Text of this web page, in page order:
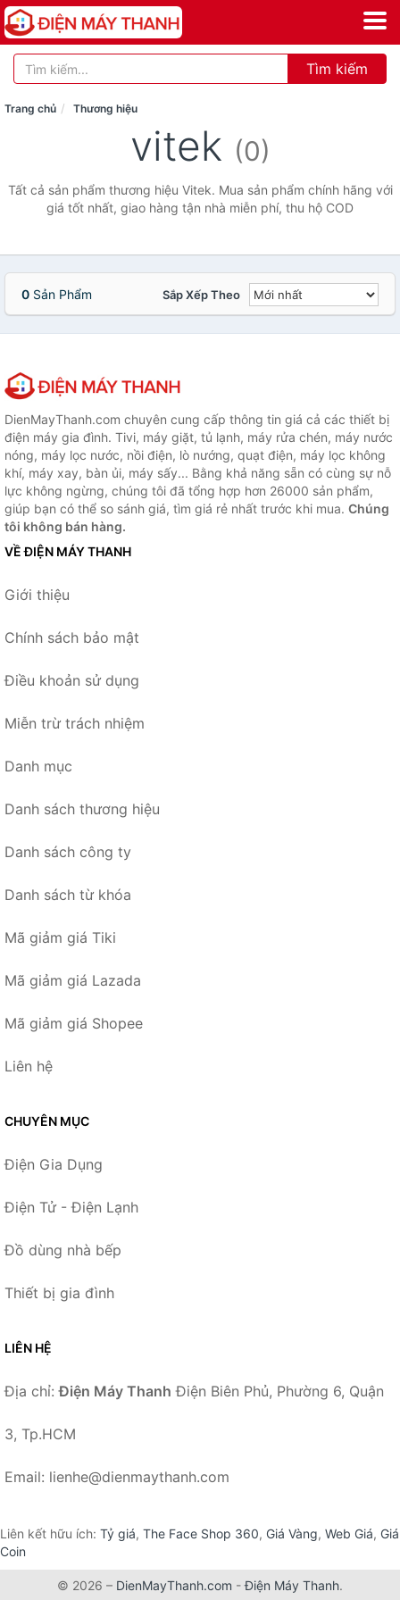
Tìm kiếm
Trang chủ Thương hiệu
vitek (0)
Tất cả sản phẩm thương hiệu Vitek. Mua sản phẩm chính hãng với
giá tốt nhất, giao hàng tận nhà miễn phí, thu hộ COD
0 Sản Phẩm Sắp Xếp Theo
DienMayThanh.com chuyên cung cấp thông tin giá cả các thiết bị
điện máy gia đình. Tivi, máy giặt, tủ lạnh, máy rửa chén, máy nước
nóng, máy lọc nước, nồi điện, lò nướng, quạt điện, máy lọc không
khí, máy xay, bàn ủi, máy sấy... Bằng khả năng sẵn có cùng sự nỗ
lực không ngừng, chúng tôi đã tổng hợp hơn 26000 sản phẩm,
giúp bạn có thể so sánh giá, tìm giá rẻ nhất trước khi mua. Chúng
tôi không bán hàng.
VỀ ĐIỆN MÁY THANH
Giới thiệu
Chính sách bảo mật
Điều khoản sử dụng
Miễn trừ trách nhiệm
Danh mục
Danh sách thương hiệu
Danh sách công ty
Danh sách từ khóa
Mã giảm giá Tiki
Mã giảm giá Lazada
Mã giảm giá Shopee
Liên hệ
CHUYÊN MỤC
Điện Gia Dụng
Điện Tử - Điện Lạnh
Đồ dùng nhà bếp
Thiết bị gia đình
LIÊN HỆ
Địa chỉ:Điện Máy Thanh Điện Biên Phủ, Phường 6, Quận
3, Tp.HCM
Email: lienhe@dienmaythanh.com
Liên kết hữu ích: Tỷ giá, The Face Shop 360, Giá Vàng, Web Giá, Giá
Coin
© 2026 – DienMayThanh.com -Điện Máy Thanh.